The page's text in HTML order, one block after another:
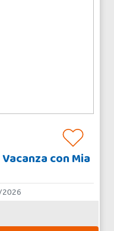
con Mia